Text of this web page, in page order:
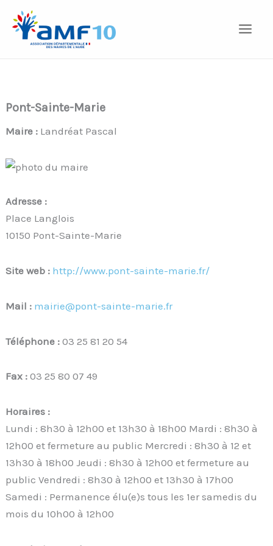
contenu
Pont-Sainte-Marie
Maire : Landréat Pascal
Adresse :
Place Langlois
10150 Pont-Sainte-Marie
Site web : http://www.pont-sainte-marie.fr/
Mail : mairie@pont-sainte-marie.fr
Téléphone :03 25 81 20 54
Fax :03 25 80 07 49
Horaires :
Lundi : 8h30 à 12h00 et 13h30 à 18h00 Mardi : 8h30 à
12h00 et fermeture au public Mercredi : 8h30 à 12 et
13h30 à 18h00 Jeudi : 8h30 à 12h00 et fermeture au
public Vendredi : 8h30 à 12h00 et 13h30 à 17h00
Samedi : Permanence élu(e)s tous les 1er samedis du
mois du 10h00 à 12h00